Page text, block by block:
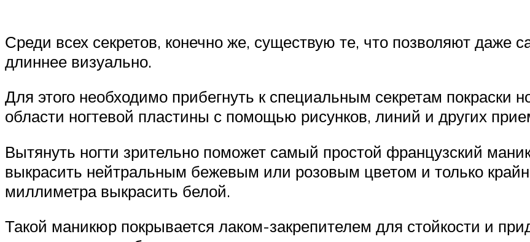
Среди всех секретов, конечно же, существую те, что позволяют даже
длиннее визуально.
Для этого необходимо прибегнуть к специальным секретам покраски
области ногтевой пластины с помощью рисунков, линий и других
Вытянуть ногти зрительно поможет самый простой французский
выкрасить нейтральным бежевым или розовым цветом и только
миллиметра выкрасить белой.
Такой маникюр покрывается лаком-закрепителем для стойкости и